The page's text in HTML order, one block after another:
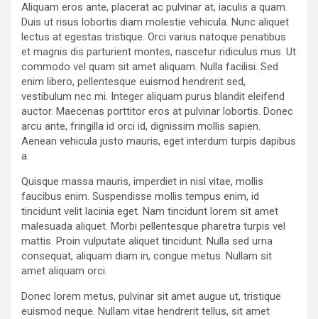
Aliquam eros ante, placerat ac pulvinar at, iaculis a quam.
Duis ut risus lobortis diam molestie vehicula. Nunc aliquet
lectus at egestas tristique. Orci varius natoque penatibus
et magnis dis parturient montes, nascetur ridiculus mus. Ut
commodo vel quam sit amet aliquam. Nulla facilisi. Sed
enim libero, pellentesque euismod hendrerit sed,
vestibulum nec mi. Integer aliquam purus blandit eleifend
auctor. Maecenas porttitor eros at pulvinar lobortis. Donec
arcu ante, fringilla id orci id, dignissim mollis sapien.
Aenean vehicula justo mauris, eget interdum turpis dapibus
a.
Quisque massa mauris, imperdiet in nisl vitae, mollis
faucibus enim. Suspendisse mollis tempus enim, id
tincidunt velit lacinia eget. Nam tincidunt lorem sit amet
malesuada aliquet. Morbi pellentesque pharetra turpis vel
mattis. Proin vulputate aliquet tincidunt. Nulla sed urna
consequat, aliquam diam in, congue metus. Nullam sit
amet aliquam orci.
Donec lorem metus, pulvinar sit amet augue ut, tristique
euismod neque. Nullam vitae hendrerit tellus, sit amet